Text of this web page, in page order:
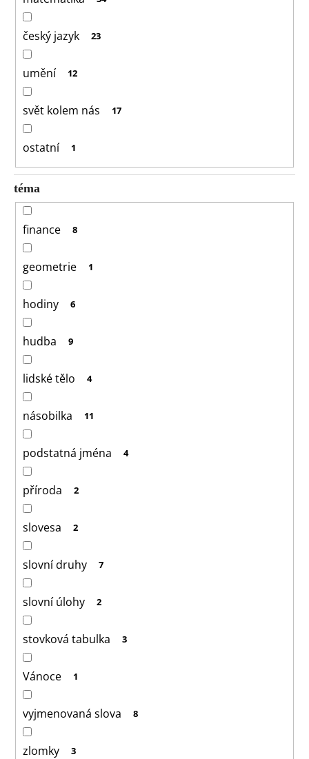
český jazyk 23
umění 12
svět kolem nás 17
ostatní 1
téma
finance 8
geometrie 1
hodiny 6
hudba 9
lidské tělo 4
násobilka 11
podstatná jména 4
příroda 2
slovesa 2
slovní druhy 7
slovní úlohy 2
stovková tabulka 3
Vánoce 1
vyjmenovaná slova 8
zlomky 3